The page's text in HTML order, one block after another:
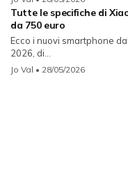
Tutte le specifiche di
da 750 euro
Ecco i nuovi smartphone
2026, di...
Jo Val • 28/05/2026